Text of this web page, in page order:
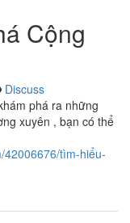
Cộng
Discuss
phá ra những
xuyên , bạn có thể
42006676/tìm-hiểu-